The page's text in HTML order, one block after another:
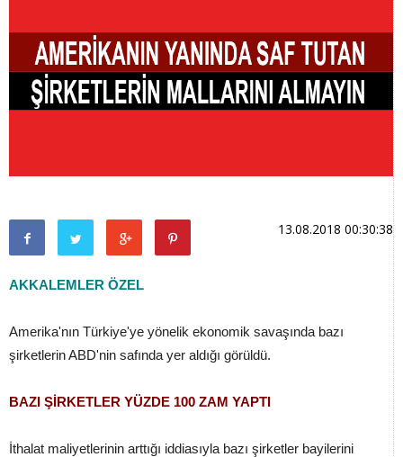
13.08.2018 00:30:38
AKKALEMLER ÖZEL
Amerika'nın Türkiye'ye yönelik ekonomik savaşında bazı
şirketlerin ABD'nin safında yer aldığı görüldü.
BAZI ŞİRKETLER YÜZDE 100 ZAM YAPTI
İthalat maliyetlerinin arttığı iddiasıyla bazı şirketler bayilerini